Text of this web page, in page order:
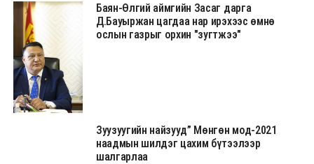
Баян-Өлгий аймгийн Засаг дарга
Д.Бауыржан цагдаа нар ирэхээс өмнө
ослын газрыг орхин "зугтжээ"
Зуузуугийн найзууд” Мөнгөн мод-2021
наадмын шилдэг цахим бүтээлээр
шалгарлаа